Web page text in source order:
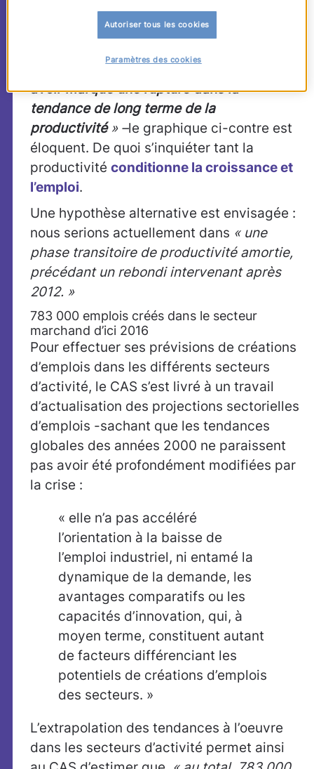
prévision de la reprise) ne suffit
vraisemblablement pas »à expliquer.
«la crise de 2008 pourrait
avoir marqué une rupture dans la
tendance de long terme de la
productivité» –le graphique ci-contre est
éloquent. De quoi s’inquiéter tant la
productivité conditionne la croissance et
l’emploi.
Une hypothèse alternative est envisagée :
nous serions actuellement dans « une
phase transitoire de productivité amortie,
précédant un rebondi intervenant après
2012. »
783 000 emplois créés dans le secteur
marchand d’ici 2016
Pour effectuer ses prévisions de créations
d’emplois dans les différents secteurs
d’activité, le CAS s’est livré à un travail
d’actualisation des projections sectorielles
d’emplois -sachant que les tendances
globales des années 2000 ne paraissent
pas avoir été profondément modifiées par
la crise :
« elle n’a pas accéléré
l’orientation à la baisse de
l’emploi industriel, ni entamé la
dynamique de la demande, les
avantages comparatifs ou les
capacités d’innovation, qui, à
moyen terme, constituent autant
de facteurs différenciant les
potentiels de créations d’emplois
des secteurs. »
L’extrapolation des tendances à l’oeuvre
dans les secteurs d’activité permet ainsi
Autoriser tous les cookies
Paramètres des cookies